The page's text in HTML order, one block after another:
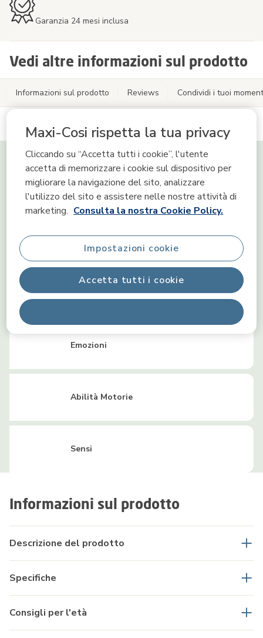
Maxi-Cosi rispetta la tua privacy
Cliccando su “Accetta tutti i cookie”, l'utente
accetta di memorizzare i cookie sul dispositivo per
migliorare la navigazione del sito, analizzare
l'utilizzo del sito e assistere nelle nostre attività di
marketing. Consulta la nostra Cookie Policy.
Accetta tutti i cookie
Impostazioni cookie
Informazioni sul prodotto
Descrizione del prodotto
Specifiche
Consigli per l'età
Garanzia 24 mesi inclusa
Vedi altre informazioni sul prodotto
Informazioni sul prodotto Reviews Condividi i tuoi
Tiny Skills
Abilità Cognitive
Creatività
Emozioni
Abilità Motorie
Sensi